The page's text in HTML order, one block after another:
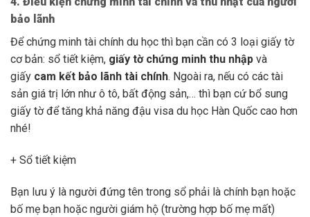
bảo lãnh
Để chứng minh tài chính du học thì bạn cần có 3 loại giấy tờ
cơ bản: sổ tiết kiệm, giấy tờ chứng minh thu nhập và
giấy cam kết bảo lãnh tài chính. Ngoài ra, nếu có các tài
sản giá trị lớn như ô tô, bất động sản,… thì bạn cứ bổ sung
giấy tờ để tăng khả năng đậu visa du học Hàn Quốc cao hơn
nhé!
+ Sổ tiết kiệm
Bạn lưu ý là người đứng tên trong sổ phải là chính bạn hoặc
bố mẹ bạn hoặc người giám hộ (trường hợp bố mẹ mất)